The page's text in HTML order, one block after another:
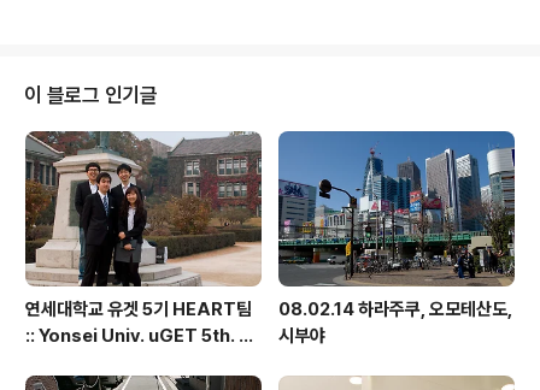
벌써 어느정도 익숙해진 신주쿠역 야마노텐센을 타기 위해
어제와 건너편인 15번 승강장으로 갔다. 북쪽 순환은 남쪽
과 다르다. 주택가가 많이 보인다. 이케부쿠로에서 사람들
이 많이 갈아탄다. 자리를 잡고 앉았다. 비슷한 풍경이 건너
편 창밖으로 지나간다. 묘지들도 보인다. 졸음이 올때쯤 우
에노 역에 도착했다..
이 블로그 인기글
연세대학교 유겟 5기 HEART팀
:: Yonsei Univ. uGET 5th. H
08.02.14 하라주쿠, 오모테산도,
시부야